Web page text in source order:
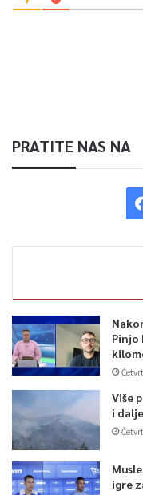
PRATITE NAS NA
Pinjo
Više
i
igre